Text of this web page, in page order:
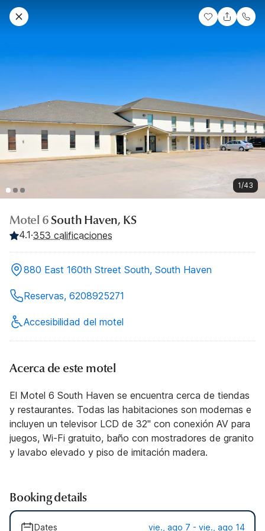
1/43
Motel 6South Haven, KS
4.1·353 calificaciones
880 East 160th Street South, South Haven
Reservas, 6208925271
Accesibilidad del motel
Acerca de este motel
El Motel 6 South Haven se encuentra cerca de tiendas
y restaurantes. Todas las habitaciones son modernas e
incluyen un televisor LCD de 32" con conexión AV para
juegos, Wi-Fi gratuito, baño con mostradores de granito
y lavabo elevado y piso de imitación madera.
Booking details
Dates vie., ago 7 - vie., ago 14